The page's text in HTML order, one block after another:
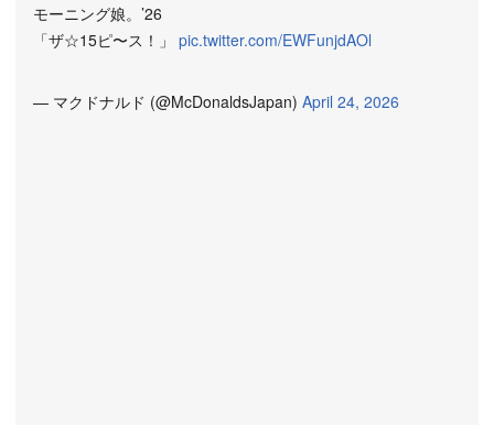
モーニング娘。’26
「ザ☆15ピ〜ス！」 pic.twitter.com/EWFunjdAOl
— マクドナルド (@McDonaldsJapan) April 24, 2026